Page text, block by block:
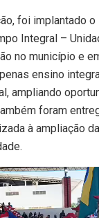
foi implantado
Integral –
no município e
ensino
ampliando
foram
à ampliação